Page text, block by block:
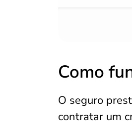
Como
O seguro
contratar um